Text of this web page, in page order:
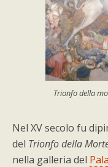
Trionfo della
Nel XV secolo fu
del Trionfo della
nella galleria del